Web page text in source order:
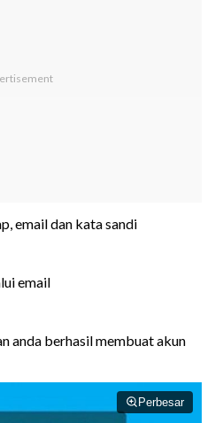
email dan kata sandi
email
anda berhasil membuat akun
Perbesar